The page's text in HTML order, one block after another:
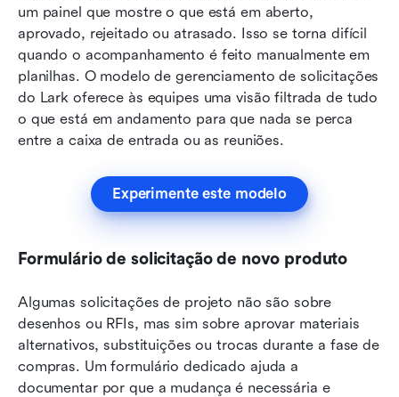
um painel que mostre o que está em aberto,
aprovado, rejeitado ou atrasado. Isso se torna difícil
quando o acompanhamento é feito manualmente em
planilhas. O modelo de gerenciamento de solicitações
do Lark oferece às equipes uma visão filtrada de tudo
o que está em andamento para que nada se perca
entre a caixa de entrada ou as reuniões.
Experimente este modelo
Formulário de solicitação de novo produto
Algumas solicitações de projeto não são sobre
desenhos ou RFIs, mas sim sobre aprovar materiais
alternativos, substituições ou trocas durante a fase de
compras. Um formulário dedicado ajuda a
documentar por que a mudança é necessária e